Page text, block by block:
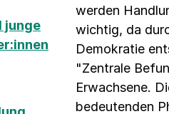
junge
werden
wichtig, da
Demokratie
"Zentrale
Erwachsene.
bedeutenden